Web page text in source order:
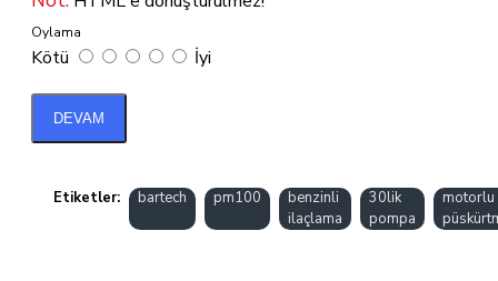
Oylama
Kötü İyi
DEVAM
Etiketler: bartech pm100
benzinli
ilaçlama
30lik
pompa
motorlu